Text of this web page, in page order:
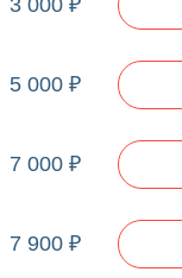
3 000 ₽
5 000 ₽
7 000 ₽
7 900 ₽